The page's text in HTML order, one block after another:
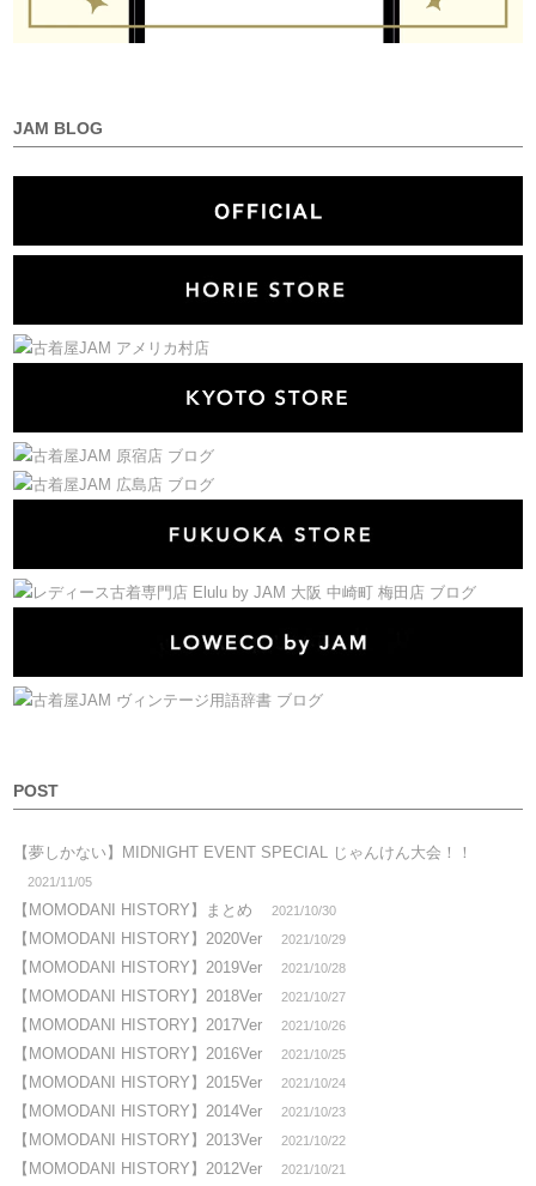
JAM BLOG
POST
【夢しかない】MIDNIGHT EVENT SPECIAL じゃんけん大会！！
2021/11/05
【MOMODANI HISTORY】まとめ 2021/10/30
【MOMODANI HISTORY】2020Ver 2021/10/29
【MOMODANI HISTORY】2019Ver 2021/10/28
【MOMODANI HISTORY】2018Ver 2021/10/27
【MOMODANI HISTORY】2017Ver 2021/10/26
【MOMODANI HISTORY】2016Ver 2021/10/25
【MOMODANI HISTORY】2015Ver 2021/10/24
【MOMODANI HISTORY】2014Ver 2021/10/23
【MOMODANI HISTORY】2013Ver 2021/10/22
【MOMODANI HISTORY】2012Ver 2021/10/21